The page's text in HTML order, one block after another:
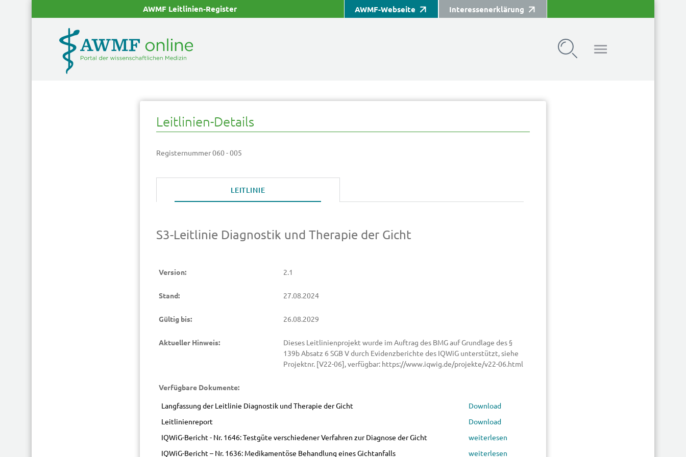
AWMF-Webseite Interessenerklärung
AWMF Leitlinien-Register
Leitlinien-Details
Registernummer 060 - 005
LEITLINIE
S3-Leitlinie Diagnostik und Therapie der Gicht
Version: 2.1
Stand: 27.08.2024
Gültig bis: 26.08.2029
Aktueller Hinweis:
Dieses Leitlinienprojekt wurde im Auftrag des BMG auf Grundlage des §
139b Absatz 6 SGB V durch Evidenzberichte des IQWiG unterstützt, siehe
Projektnr. [V22-06], verfügbar: https://www.iqwig.de/projekte/v22-06.html
Verfügbare Dokumente:
Langfassung der Leitlinie Diagnostik und Therapie der Gicht
Download
Leitlinienreport
Download
IQWiG-Bericht - Nr. 1646: Testgüte verschiedener Verfahren zur Diagnose der Gicht
weiterlesen
IQWiG-Bericht – Nr. 1636: Medikamentöse Behandlung eines Gichtanfalls
weiterlesen